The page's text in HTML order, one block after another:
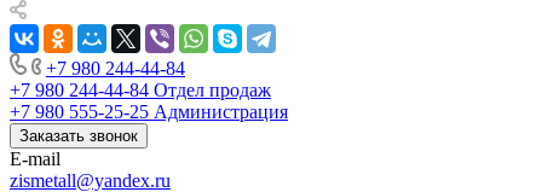
+7 980 244-44-84
+7 980 244-44-84 Отдел продаж
+7 980 555-25-25 Администрация
Заказать звонок
E-mail
zismetall@yandex.ru